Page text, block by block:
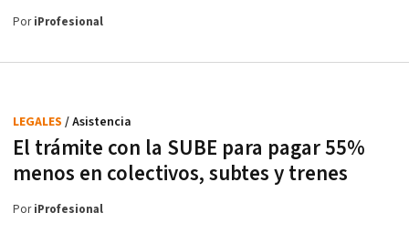
PoriProfesional
El trámite con la SUBE para pagar 55%
menos en colectivos, subtes y trenes
LEGALES / Asistencia
PoriProfesional